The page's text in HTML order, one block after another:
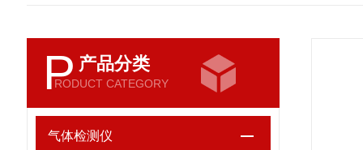
P 产品分类
RODUCT CATEGORY
气体检测仪